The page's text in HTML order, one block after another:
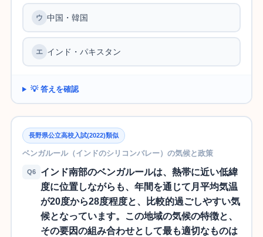
中国・韓国
インド・パキスタン
💡 答えを確認
長野県公立高校入試(2022)類似
ベンガルール（インドのシリコンバレー）の気候と政策
Q6
インド南部のベンガルールは、熱帯に近い低緯
度に位置しながらも、年間を通じて月平均気温
が20度から28度程度と、比較的過ごしやすい気
候となっています。この地域の気候の特徴と、
その要因の組み合わせとして最も適切なものは